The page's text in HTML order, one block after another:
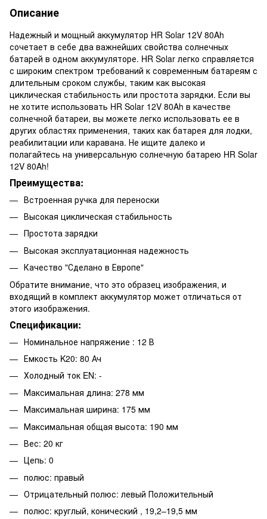
Описание
Надежный и мощный аккумулятор HR Solar 12V 80Ah
сочетает в себе два важнейших свойства солнечных
батарей в одном аккумуляторе. HR Solar легко справляется
с широким спектром требований к современным батареям с
длительным сроком службы, таким как высокая
циклическая стабильность или простота зарядки. Если вы
не хотите использовать HR Solar 12V 80Ah в качестве
солнечной батареи, вы можете легко использовать ее в
других областях применения, таких как батарея для лодки,
реабилитации или каравана. Не ищите далеко и
полагайтесь на универсальную солнечную батарею HR Solar
12V 80Ah!
Преимущества:
Встроенная ручка для переноски
Высокая циклическая стабильность
Простота зарядки
Высокая эксплуатационная надежность
Качество "Сделано в Европе"
Обратите внимание, что это образец изображения, и
входящий в комплект аккумулятор может отличаться от
этого изображения.
Спецификации:
Номинальное напряжение : 12 В
Емкость K20: 80 Ач
Холодный ток EN: -
Максимальная длина: 278 мм
Максимальная ширина: 175 мм
Максимальная общая высота: 190 мм
Вес: 20 кг
Цепь: 0
полюс: правый
Отрицательный полюс: левый Положительный
полюс: круглый, конический , 19,2–19,5 мм